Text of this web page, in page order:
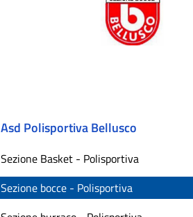
Asd Polisportiva Bellusco
Sezione Basket - Polisportiva
Sezione bocce - Polisportiva